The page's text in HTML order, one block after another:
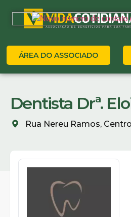
ÁREA DO ASSOCIADO
Dentista Drª.
Rua Nereu Ramos,